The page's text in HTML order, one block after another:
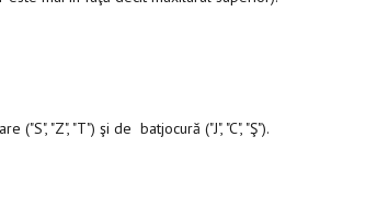
"Z", "T") şi de batjocură ("J", "C", "Ş").